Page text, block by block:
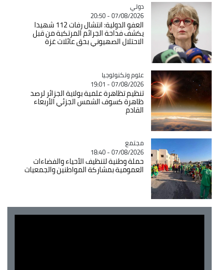
Catégorie
دولي
07/08/2026 - 20:50
العفو الدولية: انتشال رفات 112 شهيدا
يكشف فداحة الجرائم المرتكبة من قبل
الاحتلال الصهيوني بحق عائلات غزة
Catégorie
علوم وتكنولوجيا
07/08/2026 - 19:01
تنظيم تظاهرة علمية بولاية الجزائر لرصد
ظاهرة كسوف الشمس الجزئي الأربعاء
القادم
Catégorie
مجتمع
07/08/2026 - 18:40
حملة وطنية لتنظيف الأحياء والفضاءات
العمومية بمشاركة المواطنين والجمعيات